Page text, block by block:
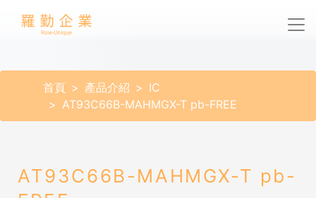
首頁 產品介紹
IC
AT93C66B-MAHMGX-T pb-FREE
AT93C66B-MAHMGX-T pb-